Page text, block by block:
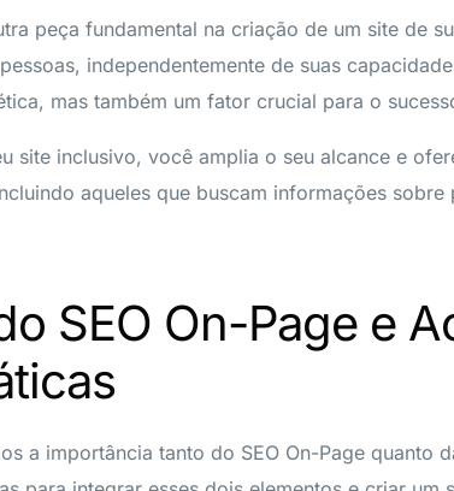
peça fundamental na criação de um site de
independentemente de suas
mas também um fator crucial para o
site inclusivo, você amplia o seu alcance e
aqueles que buscam informações sobre
SEO On-Page e
a importância tanto do SEO On-Page quanto